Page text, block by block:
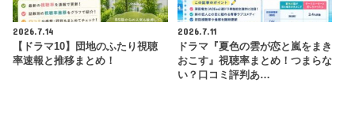
2026.7.14
【ドラマ10】団地のふたり視聴
率速報と推移まとめ！
2026.7.11
ドラマ『夏色の雲が恋と嵐をまき
おこす』視聴率まとめ！つまらな
い？口コミ評判あ…